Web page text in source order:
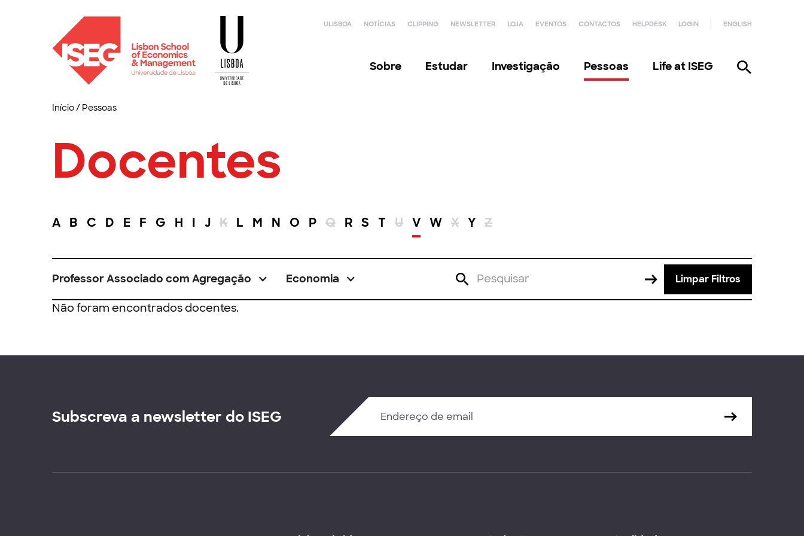
ULISBOA NOTÍCIAS CLIPPING NEWSLETTER LOJA EVENTOS CONTACTOS HELPDESK LOGIN ENGLISH
Sobre Estudar Investigação Pessoas Life at ISEG
Início/ Pessoas
Docentes
A B C D E F G H I J K L M N O P Q R S T U V W X Y Z
Professor Associado com Agregação Economia Limpar Filtros
Não foram encontrados docentes.
Subscreva a newsletter do ISEG